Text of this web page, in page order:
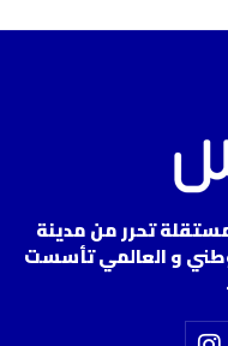
تحرر من مدينة
و العالمي تأسست